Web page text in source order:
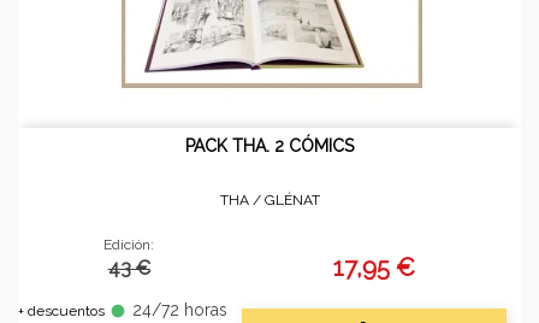
PACK THA. 2 CÓMICS
THA / GLÉNAT
Edición:
43 €
+ descuentos fiber_manual_record 24/72 horas
17,95 €